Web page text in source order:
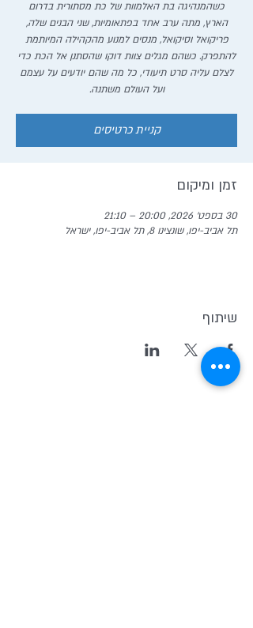
כשהמנהיגה בת האלמוות של כת מסתורית בדרום
הארץ, מתה ערב אחד בפתאומיות, שני הבנים שלה,
פריקואל וסיקואל, מנסים למנוע מהקהילה המיותמת
להתפרק. כשהם מגלים צוות דוקו שהסתנן אל הכת כדי
לצלם עליה סרט תיעודי, כל מה שהם יודעים על עצמם
ועל העולם משתנה.
קניית כרטיסים
זמן ומיקום
30 בספט׳ 2026, 20:00 – 21:10
תל אביב-יפו, שונצינו 8, תל אביב-יפו, ישראל
שיתוף